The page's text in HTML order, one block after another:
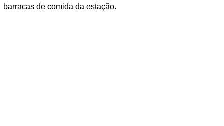
barracas de comida da estação.